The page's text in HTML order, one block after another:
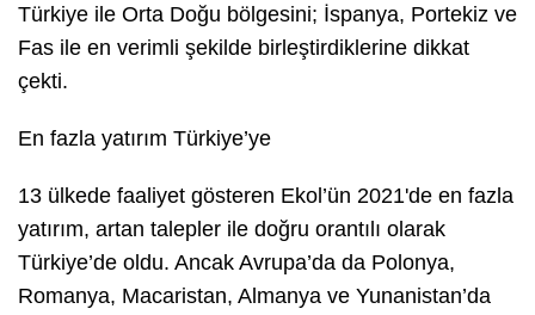
Türkiye ile Orta Doğu bölgesini; İspanya, Portekiz ve
Fas ile en verimli şekilde birleştirdiklerine dikkat
çekti.
En fazla yatırım Türkiye’ye
13 ülkede faaliyet gösteren Ekol’ün 2021'de en fazla
yatırım, artan talepler ile doğru orantılı olarak
Türkiye’de oldu. Ancak Avrupa’da da Polonya,
Romanya, Macaristan, Almanya ve Yunanistan’da